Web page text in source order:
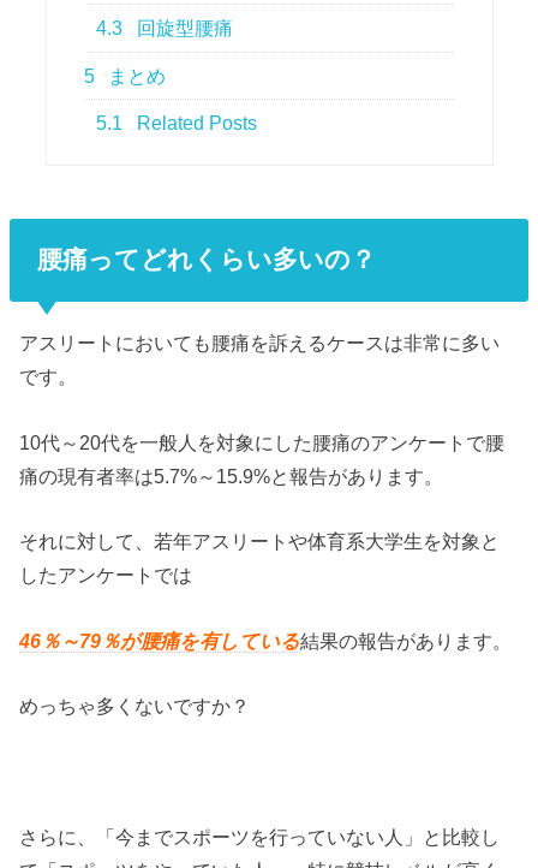
4.3 回旋型腰痛
5 まとめ
5.1 Related Posts
腰痛ってどれくらい多いの？
アスリートにおいても腰痛を訴えるケースは非常に多い
です。
10代～20代を一般人を対象にした腰痛のアンケートで腰
痛の現有者率は5.7%～15.9%と報告があります。
それに対して、若年アスリートや体育系大学生を対象と
したアンケートでは
46％～79％が腰痛を有している結果の報告があります。
めっちゃ多くないですか？
さらに、「今までスポーツを行っていない人」と比較し